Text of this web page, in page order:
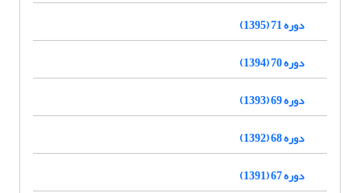
دوره 71 (1395)
دوره 70 (1394)
دوره 69 (1393)
دوره 68 (1392)
دوره 67 (1391)